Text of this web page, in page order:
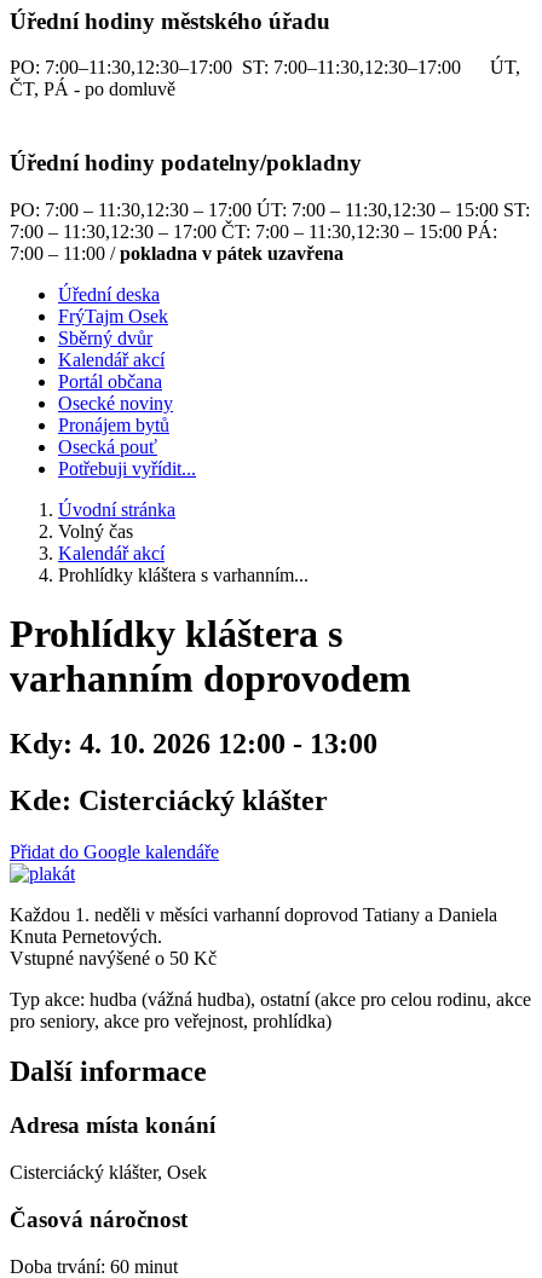
Úřední hodiny městského úřadu
PO: 7:00–11:30,12:30–17:00 ST: 7:00–11:30,12:30–17:00 ÚT,
ČT, PÁ - po domluvě
Úřední hodiny podatelny/pokladny
PO: 7:00 – 11:30,12:30 – 17:00 ÚT: 7:00 – 11:30,12:30 – 15:00 ST:
7:00 – 11:30,12:30 – 17:00 ČT: 7:00 – 11:30,12:30 – 15:00 PÁ:
7:00 – 11:00 /pokladna v pátek uzavřena
Úřední deska
FrýTajm Osek
Sběrný dvůr
Kalendář akcí
Portál občana
Osecké noviny
Pronájem bytů
Osecká pouť
Potřebuji vyřídit...
Úvodní stránka
Volný čas
Kalendář akcí
Prohlídky kláštera s varhanním...
Prohlídky kláštera s
varhanním doprovodem
Kdy: 4. 10. 2026 12:00 - 13:00
Kde: Cisterciácký klášter
Přidat do Google kalendáře
Každou 1. neděli v měsíci varhanní doprovod Tatiany a Daniela
Knuta Pernetových.
Vstupné navýšené o 50 Kč
Typ akce: hudba (vážná hudba), ostatní (akce pro celou rodinu, akce
pro seniory, akce pro veřejnost, prohlídka)
Další informace
Adresa místa konání
Cisterciácký klášter, Osek
Časová náročnost
Doba trvání: 60 minut